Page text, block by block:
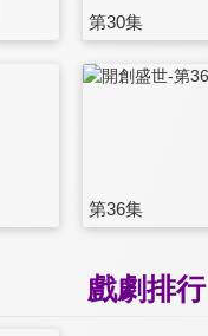
第30集
第36集
戲劇排行